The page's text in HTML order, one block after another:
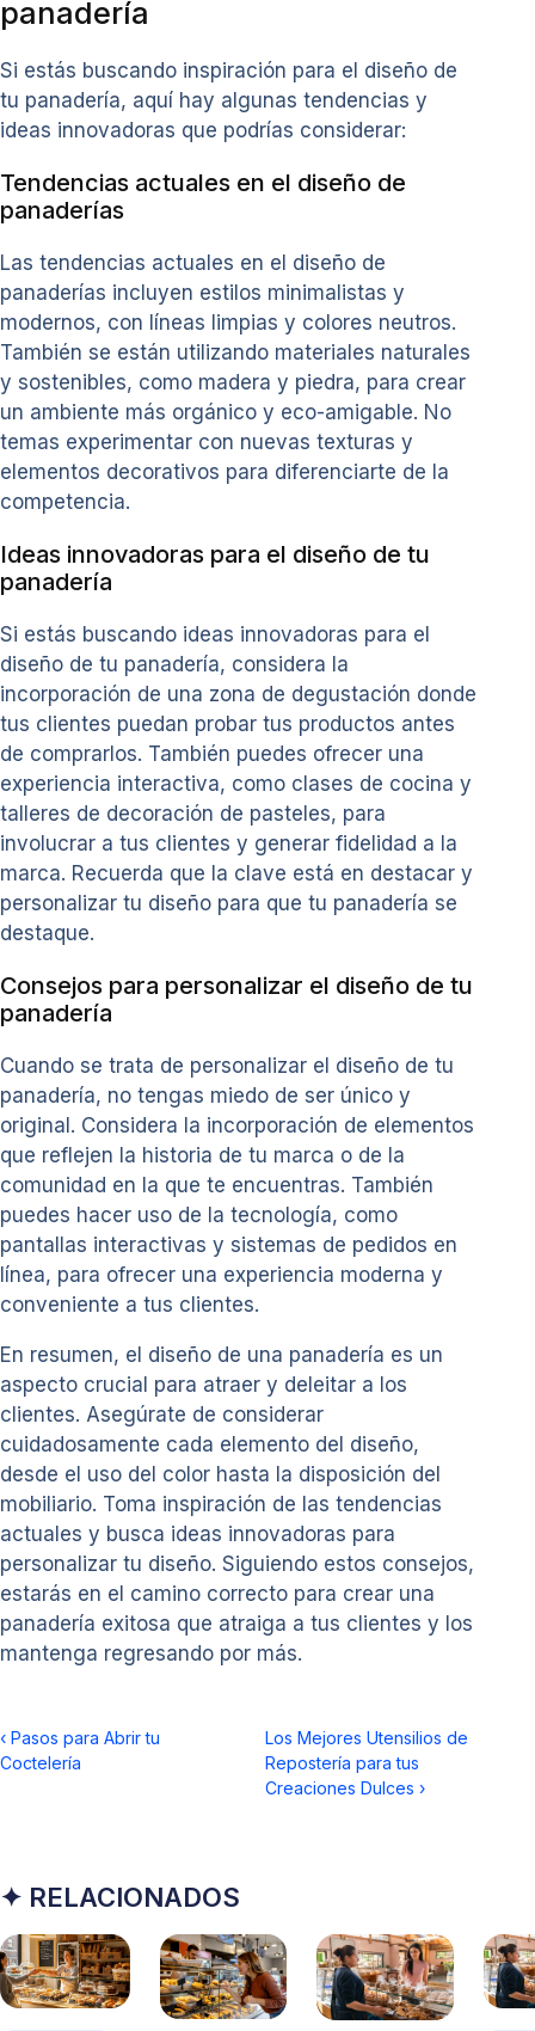
panadería
Si estás buscando inspiración para el diseño de
tu panadería, aquí hay algunas tendencias y
ideas innovadoras que podrías considerar:
Tendencias actuales en el diseño de
panaderías
Las tendencias actuales en el diseño de
panaderías incluyen estilos minimalistas y
modernos, con líneas limpias y colores neutros.
También se están utilizando materiales naturales
y sostenibles, como madera y piedra, para crear
un ambiente más orgánico y eco-amigable. No
temas experimentar con nuevas texturas y
elementos decorativos para diferenciarte de la
competencia.
Ideas innovadoras para el diseño de tu
panadería
Si estás buscando ideas innovadoras para el
diseño de tu panadería, considera la
incorporación de una zona de degustación donde
tus clientes puedan probar tus productos antes
de comprarlos. También puedes ofrecer una
experiencia interactiva, como clases de cocina y
talleres de decoración de pasteles, para
involucrar a tus clientes y generar fidelidad a la
marca. Recuerda que la clave está en destacar y
personalizar tu diseño para que tu panadería se
destaque.
Consejos para personalizar el diseño de tu
panadería
Cuando se trata de personalizar el diseño de tu
panadería, no tengas miedo de ser único y
original. Considera la incorporación de elementos
que reflejen la historia de tu marca o de la
comunidad en la que te encuentras. También
puedes hacer uso de la tecnología, como
pantallas interactivas y sistemas de pedidos en
línea, para ofrecer una experiencia moderna y
conveniente a tus clientes.
En resumen, el diseño de una panadería es un
aspecto crucial para atraer y deleitar a los
clientes. Asegúrate de considerar
cuidadosamente cada elemento del diseño,
desde el uso del color hasta la disposición del
mobiliario. Toma inspiración de las tendencias
actuales y busca ideas innovadoras para
personalizar tu diseño. Siguiendo estos consejos,
estarás en el camino correcto para crear una
panadería exitosa que atraiga a tus clientes y los
mantenga regresando por más.
‹ Pasos para Abrir tu
Coctelería
Los Mejores Utensilios de
Repostería para tus
Creaciones Dulces ›
✦ RELACIONADOS